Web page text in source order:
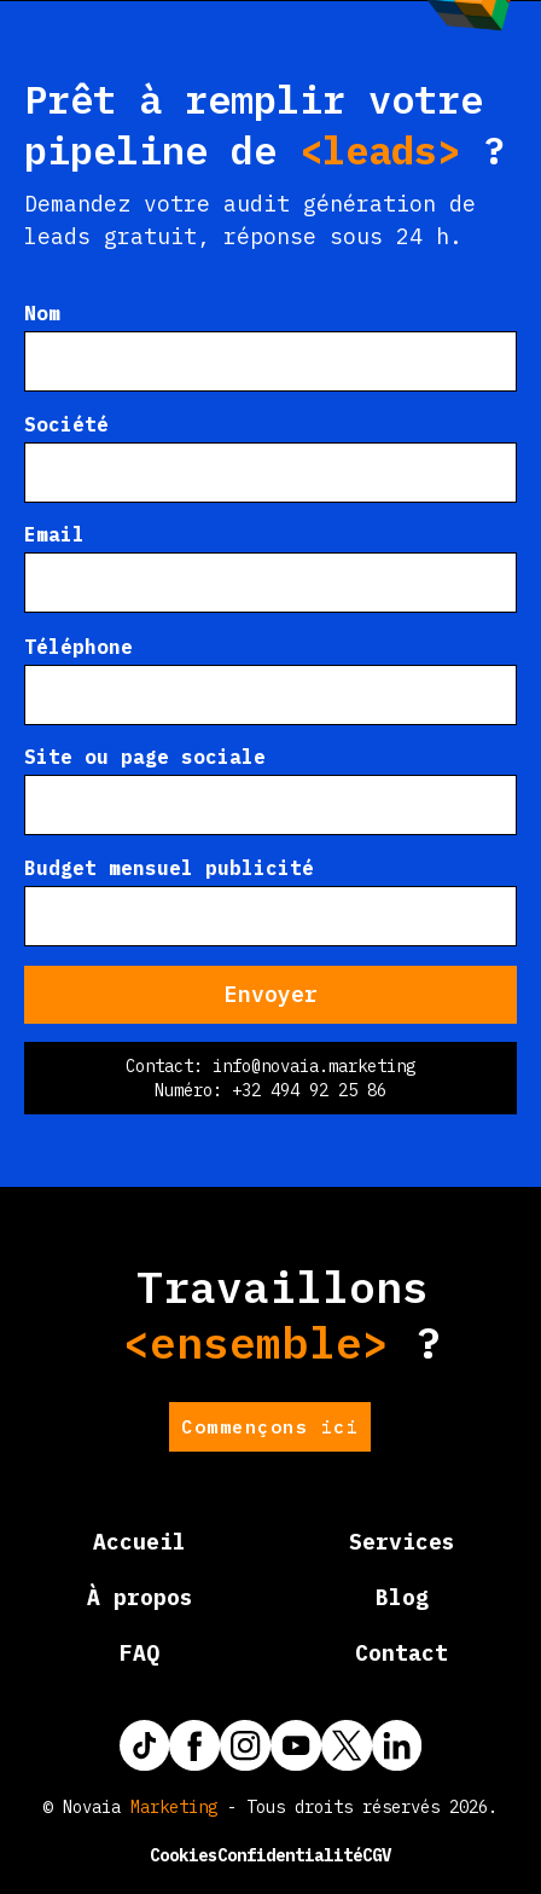
Prêt à remplir votre
pipeline de <leads> ?
Demandez votre audit génération de
leads gratuit, réponse sous 24 h.
Nom
Société
Email
Téléphone
Site ou page sociale
Budget mensuel publicité
Contact: info@novaia.marketing
Numéro: +32 494 92 25 86
Travaillons
<ensemble> ?
Commençons ici
Accueil
Services
À propos
Blog
FAQ
Contact
© Novaia Marketing - Tous droits réservés 2026.
CookiesConfidentialitéCGV